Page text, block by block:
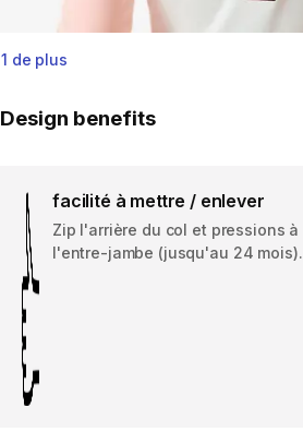
1 de plus
Design benefits
facilité à mettre / enlever
Zip l'arrière du col et pressions à
l'entre-jambe (jusqu'au 24 mois).